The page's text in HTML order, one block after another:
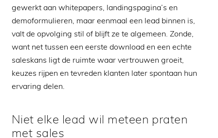
gewerkt aan whitepapers, landingspagina’s en
demoformulieren, maar eenmaal een lead binnen is,
valt de opvolging stil of blijft ze te algemeen. Zonde,
want net tussen een eerste download en een echte
saleskans ligt de ruimte waar vertrouwen groeit,
keuzes rijpen en tevreden klanten later spontaan hun
ervaring delen.
Niet elke lead wil meteen praten
met sales